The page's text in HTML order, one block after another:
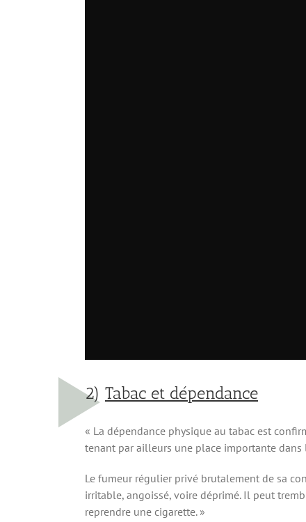
2) Tabac et dépendance
« La dépendance physique au tabac est
tenant par ailleurs une place importante dans
Le fumeur régulier privé brutalement de sa
irritable, angoissé, voire déprimé. Il peut
reprendre une cigarette. »